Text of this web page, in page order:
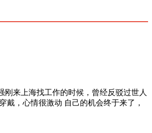
刚来上海找工作的时候，曾经反驳过世人
，心情很激动 自己的机会终于来了，